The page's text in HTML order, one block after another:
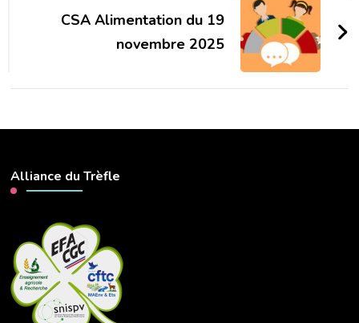
CSA Alimentation du 19
novembre 2025
Alliance du Trèfle